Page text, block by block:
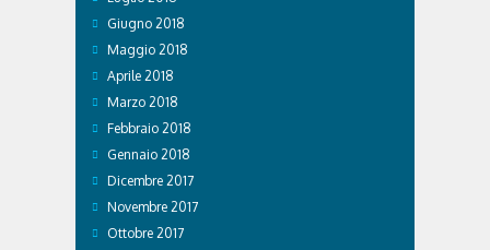
Giugno 2018
Maggio 2018
Aprile 2018
Marzo 2018
Febbraio 2018
Gennaio 2018
Dicembre 2017
Novembre 2017
Ottobre 2017